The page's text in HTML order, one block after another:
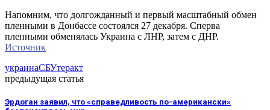
Напомним, что долгожданный и первый масштабный обмен
пленными в Донбассе состоялся 27 декабря. Сперва
пленными обменялась Украина с ЛНР, затем с ДНР.
Источник
украинаСБУтеракт
предыдущая статья
Эрдоган заявил, что «справедливость по-американски»